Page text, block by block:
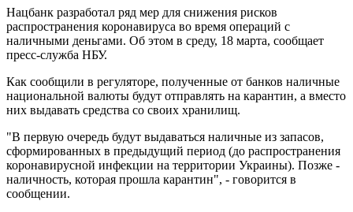
Нацбанк разработал ряд мер для снижения рисков
распространения коронавируса во время операций с
наличными деньгами. Об этом в среду, 18 марта, сообщает
пресс-служба НБУ.
Как сообщили в регуляторе, полученные от банков наличные
национальной валюты будут отправлять на карантин, а вместо
них выдавать средства со своих хранилищ.
"В первую очередь будут выдаваться наличные из запасов,
сформированных в предыдущий период (до распространения
коронавирусной инфекции на территории Украины). Позже -
наличность, которая прошла карантин", - говорится в
сообщении.